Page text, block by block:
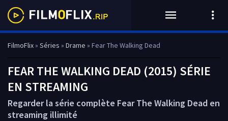
FilmoFlix» Séries » Drame » Fear The Walking Dead
FEAR THE WALKING DEAD (2015) SÉRIE
EN STREAMING
Regarder la série complète Fear The Walking Dead en
streaming illimité